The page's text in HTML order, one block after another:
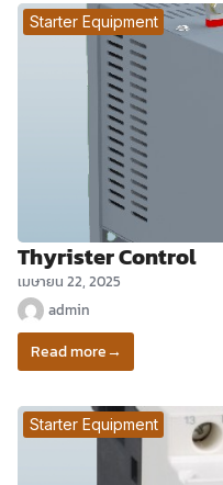
Starter Equipment
Thyrister Control
เมษายน 22, 2025
admin
Read more→
Starter Equipment